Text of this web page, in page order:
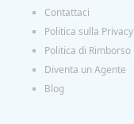
Contattaci
Politica sulla Privacy
Politica di Rimborso
Diventa un Agente
Blog